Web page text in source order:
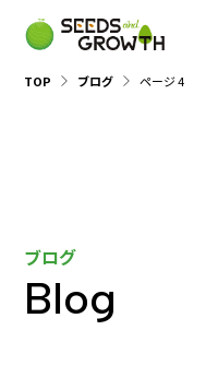
TOP ブログ ページ 4
ブログ
Blog